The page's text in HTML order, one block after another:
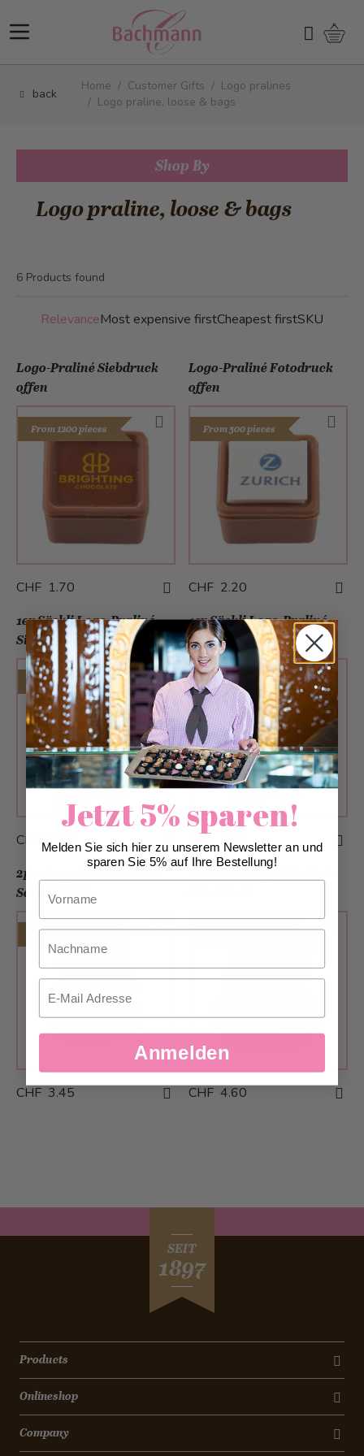
Search
back
Home / Customer Gifts / Logo pralines
/ Logo praline, loose & bags
Shop By
Logo praline, loose & bags
6 Products found
RelevanceMost expensive firstCheapest firstSKU
Logo-Praliné Siebdruck
offen
From 1200 pieces
CHF 1.70
Logo-Praliné Fotodruck
offen
From 500 pieces
CHF 2.20
1er Säckli Logo-Praliné
Siebdruck
From 1200 pieces
CHF 1.70
1er Säckli Logo-Praliné
Fotodruck
From 500 pieces
CHF 2.20
2pcs Logo Praliné Carré
Screen Print
From 600 pieces
CHF 3.45
2er Säckli Logo-Pralinés
From 250 pieces
CHF 4.60
SEIT
1897
Products
Onlineshop
Company
Jetzt 5% sparen!
Melden Sie sich hier zu unserem Newsletter an und
sparen Sie 5% auf Ihre Bestellung!
Anmelden